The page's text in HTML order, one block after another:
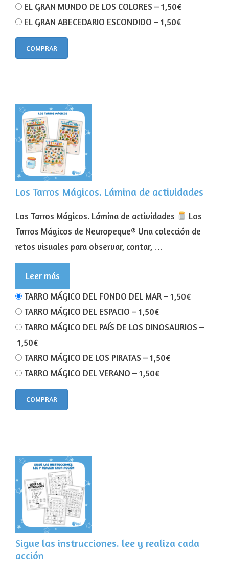
EL GRAN MUNDO DE LOS COLORES –1,50€
EL GRAN ABECEDARIO ESCONDIDO –1,50€
COMPRAR
Los Tarros Mágicos. Lámina de actividades
Los Tarros Mágicos. Lámina de actividades
Los
Tarros Mágicos de Neuropeque® Una colección de
retos visuales para observar, contar, …
Leer más
TARRO MÁGICO DEL FONDO DEL MAR–1,50€
TARRO MÁGICO DEL ESPACIO –1,50€
TARRO MÁGICO DEL PAÍS DE LOS DINOSAURIOS –
1,50€
TARRO MÁGICO DE LOS PIRATAS –1,50€
TARRO MÁGICO DEL VERANO –1,50€
COMPRAR
Sigue las instrucciones. lee y realiza cada
acción